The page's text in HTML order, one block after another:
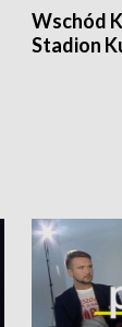
Wschód
Stadion